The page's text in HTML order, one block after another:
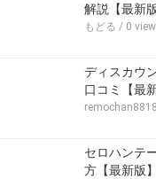
解説【最新版
もどる / 0 view
ディスカウ
口コミ【最
remochan8818
セロハンテ
方【最新版】